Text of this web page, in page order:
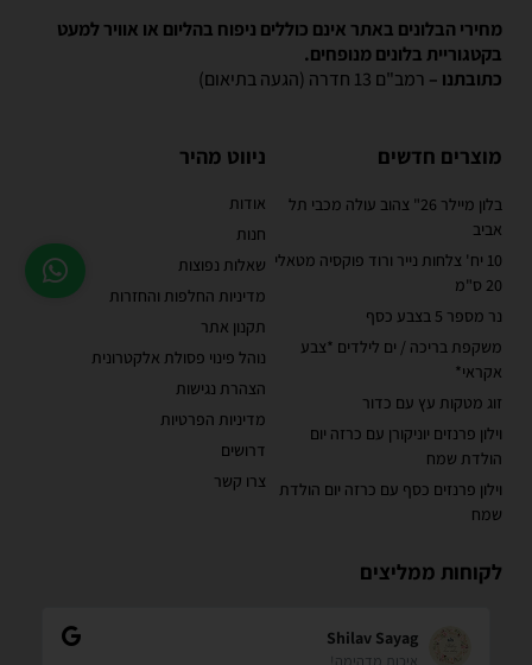
מחירי הבלונים באתר אינם כוללים ניפוח בהליום או אוויר למעט
בקטגוריית בלונים מנופחים.
כתובתנו – רמב"ם 13 חדרה (הגעה בתיאום)
מוצרים חדשים
בלון מיילר 26" צהוב עולה מכבי תל
אביב
10 יח' צלחות נייר ורוד פוקסיה מטאלי
20 ס"מ
נר מספר 5 בצבע כסף
משקפת בריכה / ים לילדים *צבע
אקראי*
זוג מטקות עץ עם כדור
וילון פרנזים יוניקורן עם כרזה יום
הולדת שמח
וילון פרנזים כסף עם כרזה יום הולדת
שמח
ניווט מהיר
אודות
חנות
שאלות נפוצות
מדיניות החלפות והחזרות
תקנון אתר
נוהל פינוי פסולת אלקטרונית
הצהרת נגישות
מדיניות הפרטיות
דרושים
צרו קשר
לקוחות ממליצים
Shilav Sayag
איכות מדהימה!